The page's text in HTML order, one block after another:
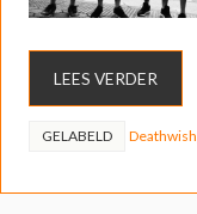
LEES VERDER
GELABELD Deathwish